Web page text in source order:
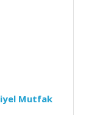
Mutfak